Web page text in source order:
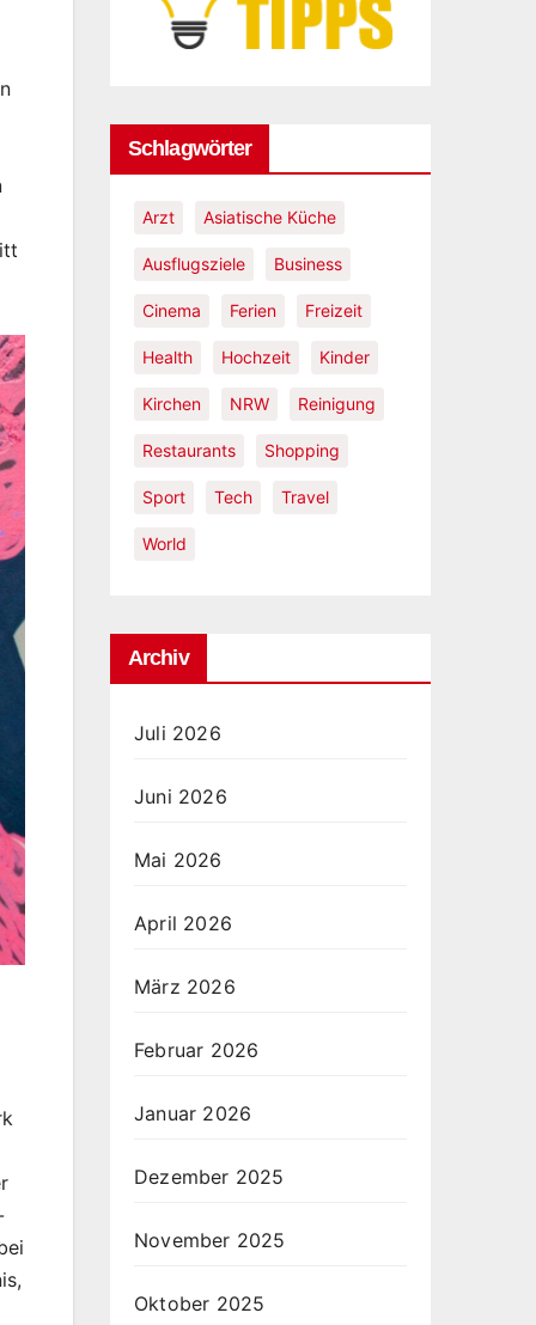
Schlagwörter
Arzt Asiatische Küche
Ausflugsziele Business
Cinema Ferien Freizeit
Health Hochzeit Kinder
Kirchen NRW Reinigung
Restaurants Shopping
Sport Tech Travel
World
Archiv
Juli 2026
Juni 2026
Mai 2026
April 2026
März 2026
Februar 2026
Januar 2026
Dezember 2025
November 2025
Oktober 2025